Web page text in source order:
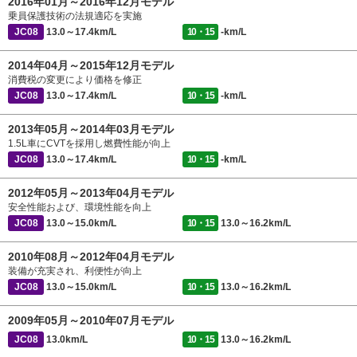
乗員保護技術の法規適応を実施
JC08
13.0～17.4km/L 10・15 -km/L
2014年04月～2015年12月モデル
消費税の変更により価格を修正
JC08
13.0～17.4km/L 10・15 -km/L
2013年05月～2014年03月モデル
1.5L車にCVTを採用し燃費性能が向上
JC08
13.0～17.4km/L 10・15 -km/L
2012年05月～2013年04月モデル
安全性能および、環境性能を向上
JC08
13.0～15.0km/L 10・15 13.0～16.2km/L
2010年08月～2012年04月モデル
装備が充実され、利便性が向上
JC08
13.0～15.0km/L 10・15 13.0～16.2km/L
2009年05月～2010年07月モデル
JC08 13.0km/L 10・15 13.0～16.2km/L